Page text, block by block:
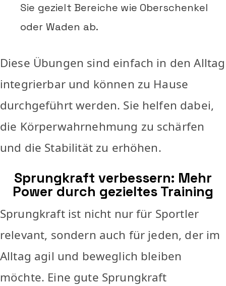
Sie gezielt Bereiche wie Oberschenkel
oder Waden ab.
Diese Übungen sind einfach in den Alltag
integrierbar und können zu Hause
durchgeführt werden. Sie helfen dabei,
die Körperwahrnehmung zu schärfen
und die Stabilität zu erhöhen.
Sprungkraft verbessern: Mehr
Power durch gezieltes Training
Sprungkraft ist nicht nur für Sportler
relevant, sondern auch für jeden, der im
Alltag agil und beweglich bleiben
möchte. Eine gute Sprungkraft